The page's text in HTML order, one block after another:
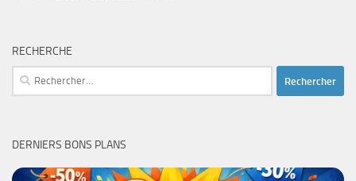
RECHERCHE
Rechercher :
DERNIERS BONS PLANS